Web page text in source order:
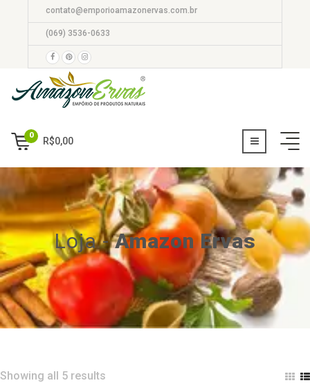
contato@emporioamazonervas.com.br
(069) 3536-0633
0
R$0,00
Loja -Amazon Ervas
Showing all 5 results